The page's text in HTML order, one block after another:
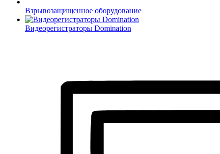
Взрывозащищенное оборудование
Видеорегистраторы Domination